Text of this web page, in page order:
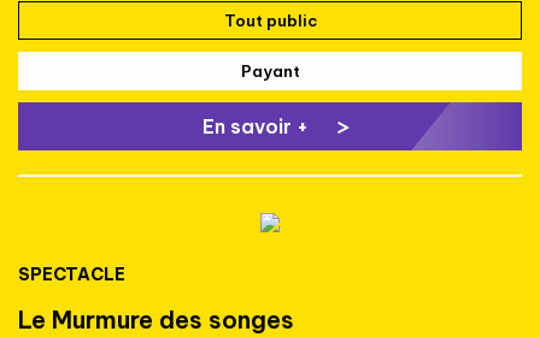
Tout public
Payant
En savoir +
SPECTACLE
Le Murmure des songes